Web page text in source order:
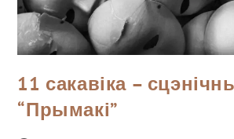
11 сакавіка –
“Прымакі”